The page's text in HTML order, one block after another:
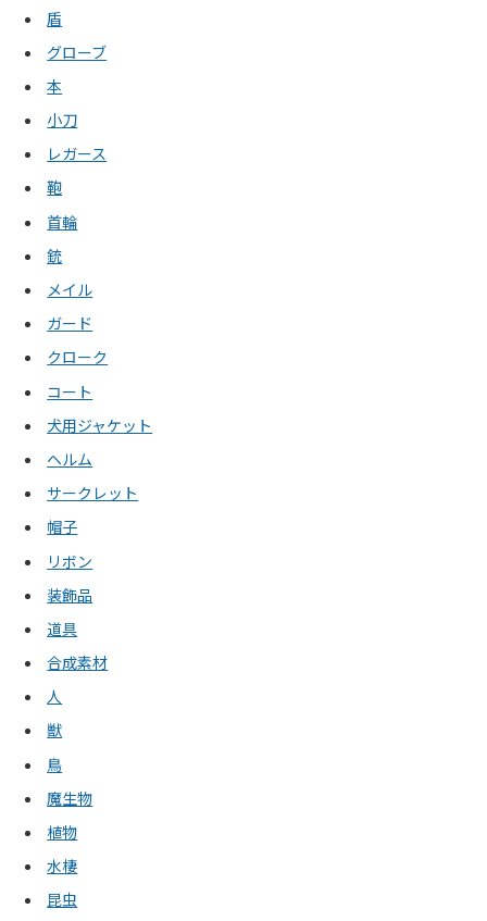
盾
グローブ
本
小刀
レガース
鞄
首輪
銃
メイル
ガード
クローク
コート
犬用ジャケット
ヘルム
サークレット
帽子
リボン
装飾品
道具
合成素材
人
獣
鳥
魔生物
植物
水棲
昆虫